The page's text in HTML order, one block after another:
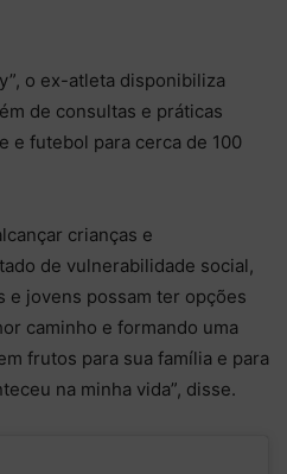
o ex-atleta disponibiliza
de consultas e práticas
e futebol para cerca de 100
crianças e
de vulnerabilidade social,
e jovens possam ter opções
caminho e formando uma
frutos para sua família e para
na minha vida”, disse.